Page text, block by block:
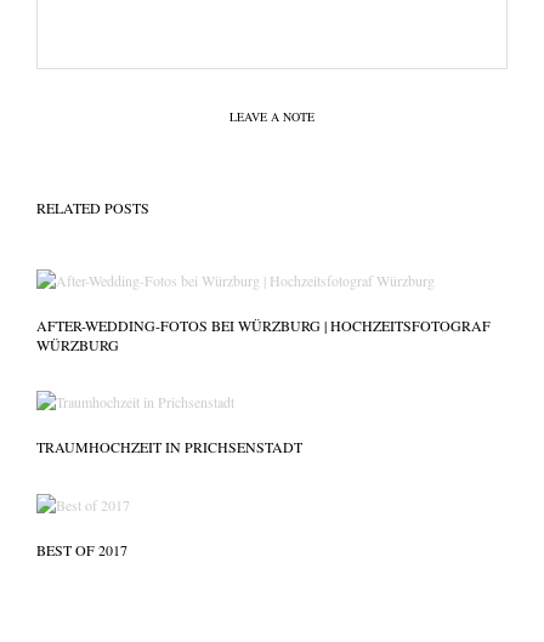
LEAVE A NOTE
RELATED POSTS
AFTER-WEDDING-FOTOS BEI WÜRZBURG | HOCHZEITSFOTOGRAF
WÜRZBURG
TRAUMHOCHZEIT IN PRICHSENSTADT
BEST OF 2017